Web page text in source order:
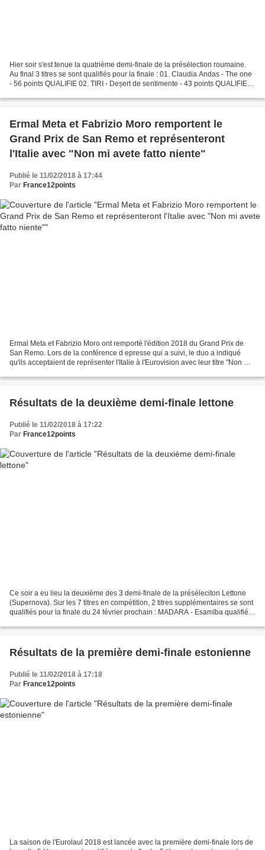
Hier soir s'est tenue la quatrième demi-finale de la présélection roumaine.
Au final 3 titres se sont qualifiés pour la finale : 01. Claudia Andas - The one
- 56 points QUALIFIE 02. TIRI - Deșert de sentimente - 43 points QUALIFIE
Ermal Meta et Fabrizio Moro remportent le
Grand Prix de San Remo et représenteront
l'Italie avec "Non mi avete fatto niente"
Publié le 11/02/2018 à 17:44
Par France12points
Ermal Meta et Fabrizio Moro ont remporté l'édition 2018 du Grand Prix de
San Remo. Lors de la conférence d epresse qui a suivi, le duo a indiqué
qu'ils acceptaient de représenter l'Italie à l'Eurovision avec leur titre "Non mi
Résultats de la deuxième demi-finale lettone
Publié le 11/02/2018 à 17:22
Par France12points
Ce soir a eu lieu la deuxième des 3 demi-finale de la préséleciton Lettone
(Supernova). Sur les 7 titres en compétition, 2 titres supplémentaires se sont
qualifiés pour la finale du 24 février prochain : MADARA - Esamība qualifié
Résultats de la première demi-finale estonienne
Publié le 11/02/2018 à 17:18
Par France12points
La saison de l'Eurolaul 2018 est lancée avec la première demi-finale lors de